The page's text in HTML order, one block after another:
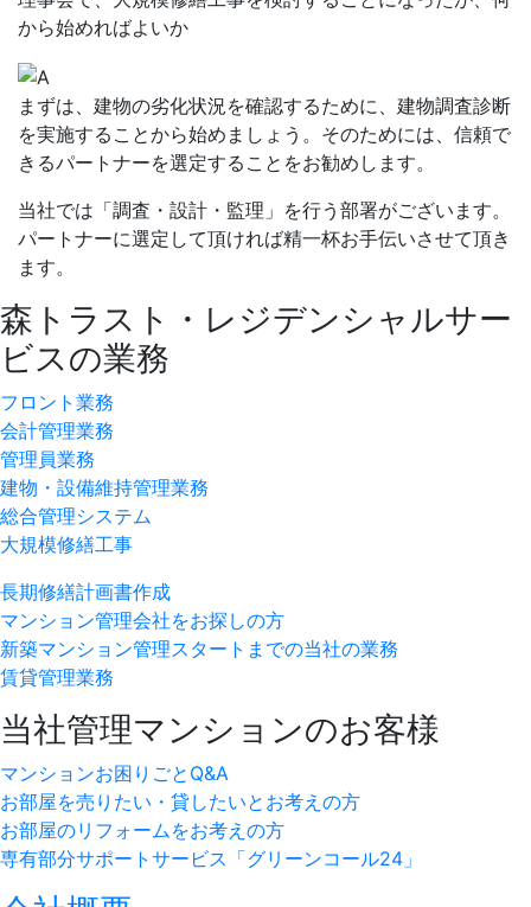
から始めればよいか
まずは、建物の劣化状況を確認するために、建物調査診断
を実施することから始めましょう。そのためには、信頼で
きるパートナーを選定することをお勧めします。
当社では「調査・設計・監理」を行う部署がございます。
パートナーに選定して頂ければ精一杯お手伝いさせて頂き
ます。
森トラスト・レジデンシャルサー
ビスの業務
フロント業務
会計管理業務
管理員業務
建物・設備維持管理業務
総合管理システム
大規模修繕工事
長期修繕計画書作成
マンション管理会社をお探しの方
新築マンション管理スタートまでの当社の業務
賃貸管理業務
当社管理マンションのお客様
マンションお困りごとQ&A
お部屋を売りたい・貸したいとお考えの方
お部屋のリフォームをお考えの方
専有部分サポートサービス「グリーンコール24」